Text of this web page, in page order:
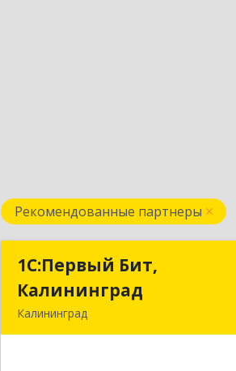
Рекомендованные партнеры
1С:Первый Бит,
Калининград
Калининград
1С:Первый